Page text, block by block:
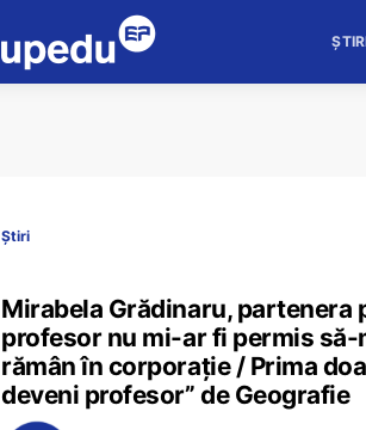
Știri
Mirabela Grădinaru, partenera
profesor nu mi-ar fi permis
rămân în corporație / Prima
deveni profesor” de Geografie